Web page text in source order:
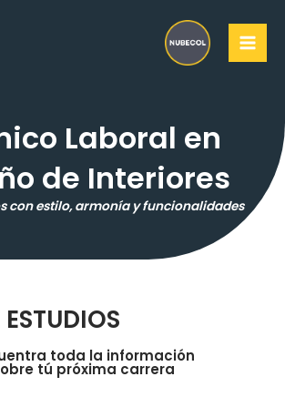
Laboral en
de Interiores
con estilo, armonía y funcionalidades
toda la información
tú próxima carrera